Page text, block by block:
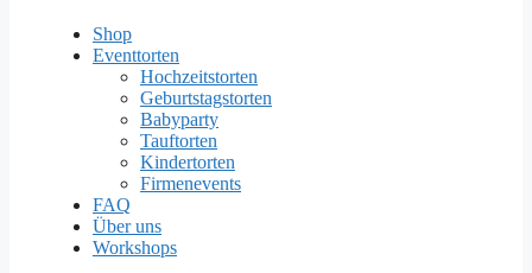
Shop
Eventtorten
Hochzeitstorten
Geburtstagstorten
Babyparty
Tauftorten
Kindertorten
Firmenevents
FAQ
Über uns
Workshops